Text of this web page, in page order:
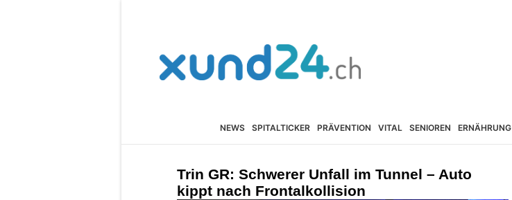
NEWS SPITALTICKER PRÄVENTION VITAL SENIOREN ERNÄHRUNG
Trin GR: Schwerer Unfall im Tunnel – Auto
kippt nach Frontalkollision